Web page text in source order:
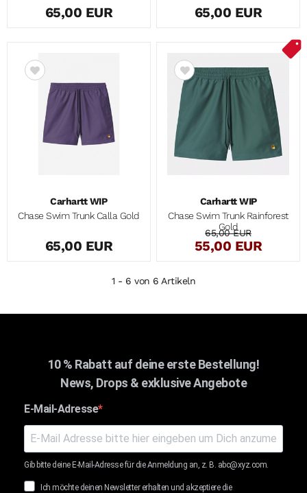
65,00 EUR 65,00 EUR
Carhartt WIP
Chase Swim Trunk Calla Gold
65,00 EUR
Carhartt WIP
Chase Swim Trunk Rainforest
Gold
65,00 EUR
55,00 EUR
1 - 6 von 6 Artikeln
10 % Rabatt auf deine erste Bestellung!
News, Drops & exklusive Angebote
E-Mail-Adresse
Gib bitte deine E-Mail-Adresse für die Anmeldung an, z. B. abc@xyz.com.
Ich möchte deinen Newsletter erhalten und akzeptiere die